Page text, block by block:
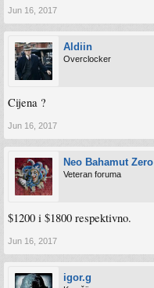
Jun 16, 2017
Aldiin
Overclocker
Cijena ?
Jun 16, 2017
Neo Bahamut Zero
Veteran foruma
$1200 i $1800 respektivno.
Jun 16, 2017
igor.g